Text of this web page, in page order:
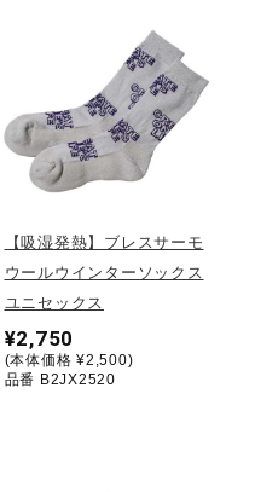
【吸湿発熱】ブレスサーモ
ウールウインターソックス
ユニセックス
¥2,750
(本体価格 ¥2,500)
品番 B2JX2520